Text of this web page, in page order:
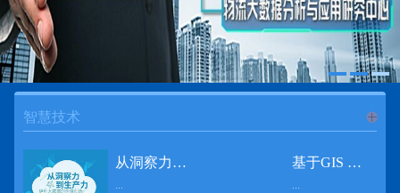
智慧技术
从洞察力到生产力 伊利大数据的价值创造
...
基于GIS 的小城市交通网络分析研究
...